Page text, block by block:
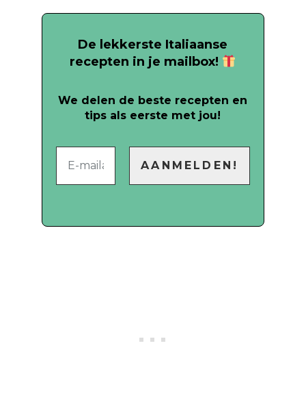
De lekkerste Italiaanse
recepten in je mailbox!
We delen de beste recepten en
tips als eerste met jou!